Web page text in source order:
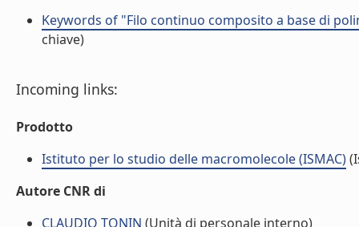
Keywords of "Filo continuo composito a base di
chiave)
Incoming links:
Prodotto
Istituto per lo studio delle macromolecole (ISMAC)
Autore CNR di
CLAUDIO TONIN (Unità di personale interno)